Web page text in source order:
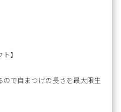
】
で自まつげの長さを最大限生